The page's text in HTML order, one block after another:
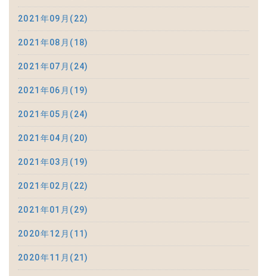
2021年09月(22)
2021年08月(18)
2021年07月(24)
2021年06月(19)
2021年05月(24)
2021年04月(20)
2021年03月(19)
2021年02月(22)
2021年01月(29)
2020年12月(11)
2020年11月(21)